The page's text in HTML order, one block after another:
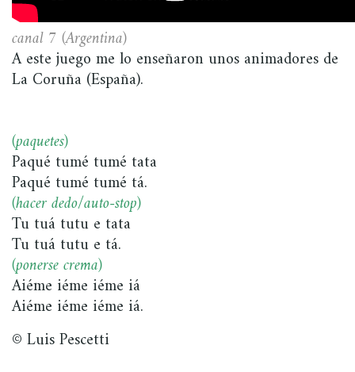
canal 7 (Argentina)
A este juego me lo enseñaron unos animadores de
La Coruña (España).
(paquetes)
Paqué tumé tumé tata
Paqué tumé tumé tá.
(hacer dedo/auto-stop)
Tu tuá tutu e tata
Tu tuá tutu e tá.
(ponerse crema)
Aiéme iéme iéme iá
Aiéme iéme iéme iá.
© Luis Pescetti